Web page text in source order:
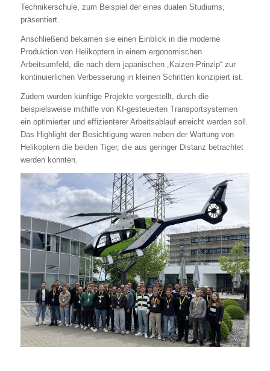
Technikerschule, zum Beispiel der eines dualen Studiums,
präsentiert.
Anschließend bekamen sie einen Einblick in die moderne
Produktion von Helikoptern in einem ergonomischen
Arbeitsumfeld, die nach dem japanischen „Kaizen-Prinzip“ zur
kontinuierlichen Verbesserung in kleinen Schritten konzipiert ist.
Zudem wurden künftige Projekte vorgestellt, durch die
beispielsweise mithilfe von KI-gesteuerten Transportsystemen
ein optimierter und effizienterer Arbeitsablauf erreicht werden soll.
Das Highlight der Besichtigung waren neben der Wartung von
Helikoptern die beiden Tiger, die aus geringer Distanz betrachtet
werden konnten.